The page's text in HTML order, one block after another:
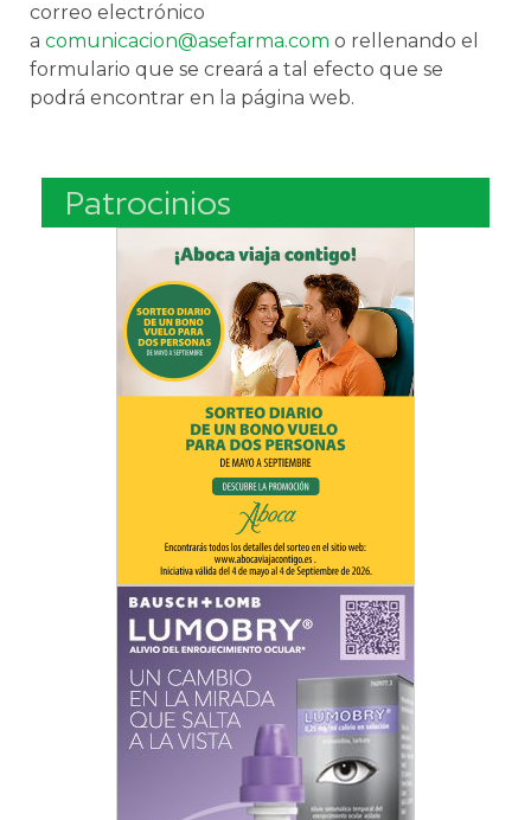
correo electrónico
a comunicacion@asefarma.com o rellenando el
formulario que se creará a tal efecto que se
podrá encontrar en la página web.
Patrocinios